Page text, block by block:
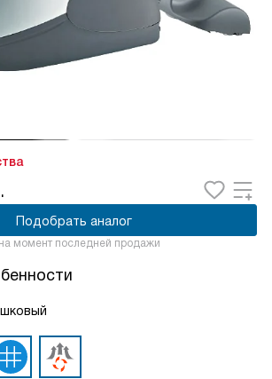
Подобрать аналог
момент последней продажи